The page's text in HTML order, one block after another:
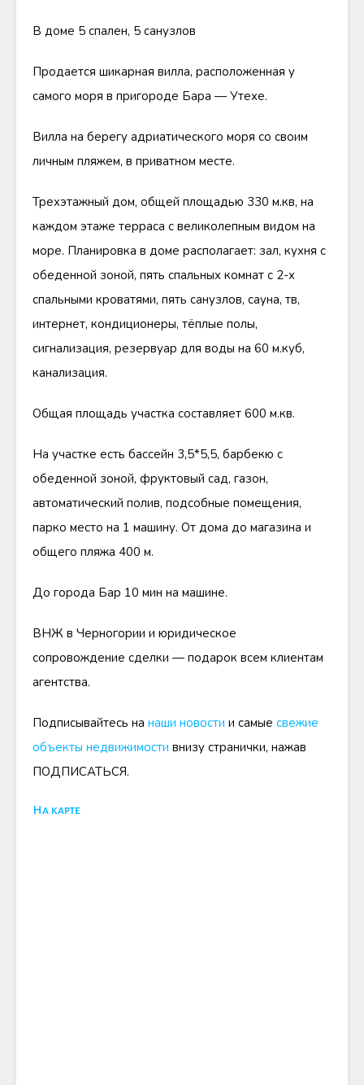
В доме 5 спален, 5 санузлов
Продается шикарная вилла, расположенная у
самого моря в пригороде Бара — Утехе.
Вилла на берегу адриатического моря со своим
личным пляжем, в приватном месте.
Трехэтажный дом, общей площадью 330 м.кв, на
каждом этаже терраса с великолепным видом на
море. Планировка в доме располагает: зал, кухня с
обеденной зоной, пять спальных комнат с 2-х
спальными кроватями, пять санузлов, сауна, тв,
интернет, кондиционеры, тёплые полы,
сигнализация, резервуар для воды на 60 м.куб,
канализация.
Общая площадь участка составляет 600 м.кв.
На участке есть бассейн 3,5*5,5, барбекю с
обеденной зоной, фруктовый сад, газон,
автоматический полив, подсобные помещения,
парко место на 1 машину. От дома до магазина и
общего пляжа 400 м.
До города Бар 10 мин на машине.
ВНЖ в Черногории и юридическое
сопровождение сделки — подарок всем клиентам
агентства.
Подписывайтесь на наши новости и самые свежие
объекты недвижимости внизу странички, нажав
ПОДПИСАТЬСЯ.
На карте